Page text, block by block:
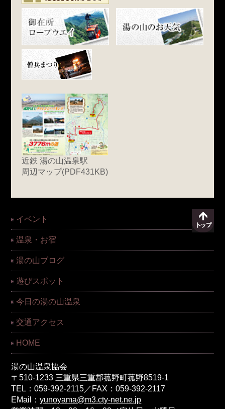
近鉄 湯の山温泉駅
周辺マップ(PDF431KB)
イベント
温泉・お宿
湯の山ブログ
遊びスポット
今日の湯の山温泉
交通アクセス
HOME
湯の山温泉協会
〒510-1233 三重県三重郡菰野町菰野8519-1
TEL：059-392-2115／FAX：059-392-2117
EMail：yunoyama@m3.cty-net.ne.jp